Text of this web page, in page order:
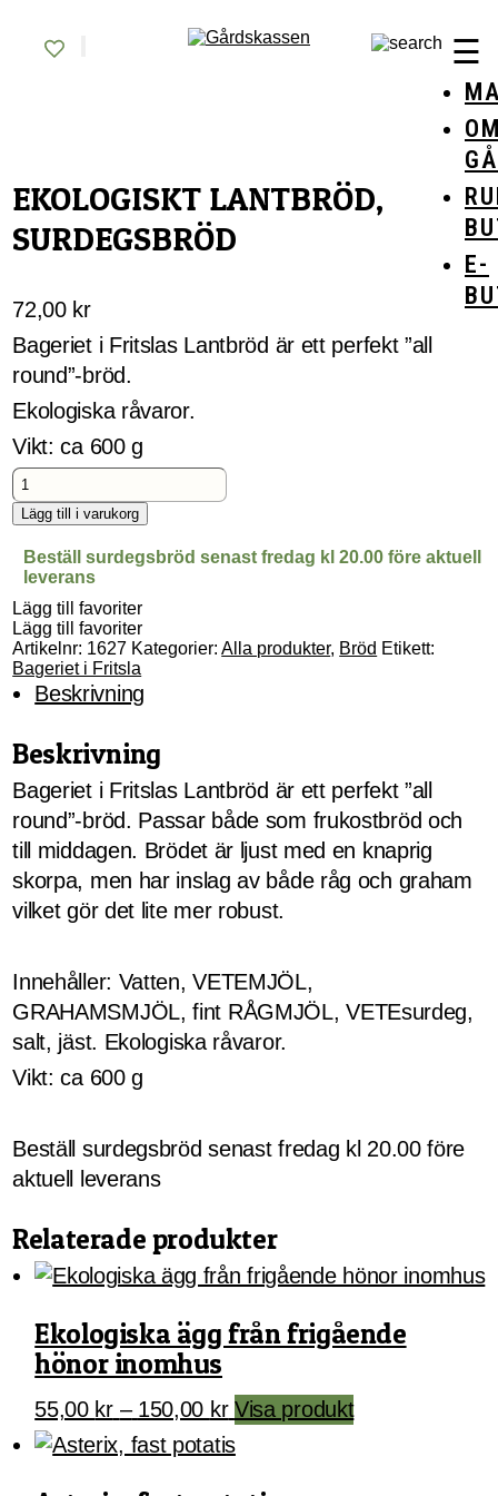
content
☰
E-
EKOLOGISKT LANTBRÖD,
SURDEGSBRÖD
72,00 kr
Bageriet i Fritslas Lantbröd är ett perfekt ”all
round”-bröd.
Ekologiska råvaror.
Vikt: ca 600 g
Ekologiskt
Lantbröd,
surdegsbröd
Lägg till i varukorg
Beställ surdegsbröd senast fredag kl 20.00 före aktuell
leverans
Lägg till favoriter
Lägg till favoriter
Artikelnr: 1627 Kategorier:Alla produkter, Bröd Etikett:
Bageriet i Fritsla
Beskrivning
Beskrivning
Bageriet i Fritslas Lantbröd är ett perfekt ”all
round”-bröd. Passar både som frukostbröd och
till middagen. Brödet är ljust med en knaprig
skorpa, men har inslag av både råg och graham
vilket gör det lite mer robust.
Innehåller: Vatten, VETEMJÖL,
GRAHAMSMJÖL, fint RÅGMJÖL, VETEsurdeg,
salt, jäst. Ekologiska råvaror.
Vikt: ca 600 g
Beställ surdegsbröd senast fredag kl 20.00 före
aktuell leverans
Relaterade produkter
Ekologiska ägg från frigående
hönor inomhus
55,00 kr – 150,00 krPrisintervall:
55,00 kr
Visa produktDen